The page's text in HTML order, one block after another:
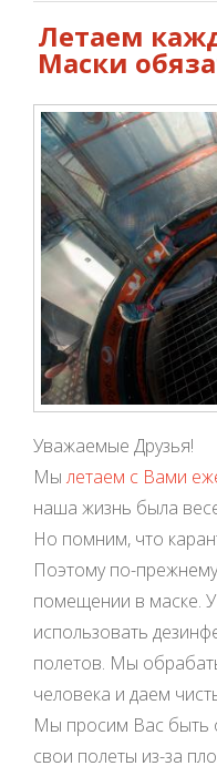
Летаем
Маски
Уважаемые Друзья!
Мы летаем с Вами
наша жизнь была
Но помним, что
Поэтому по-
помещении в маске.
использовать
полетов. Мы
человека и даем
Мы просим Вас быть
свои полеты из-за